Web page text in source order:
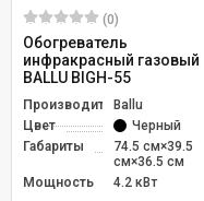
(0)
Обогреватель
инфракрасный газовый
BALLU BIGH-55
ПроизводительBallu
Цвет
Черный
Габариты
74.5 см×39.5
см×36.5 см
Мощность
4.2 кВт